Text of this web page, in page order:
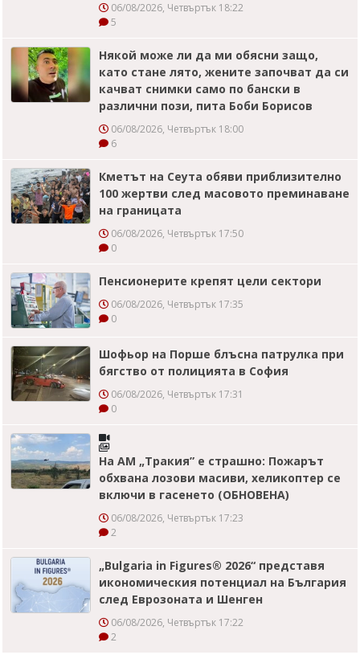
06/08/2026, Четвъртък 18:22
5
Някой може ли да ми обясни защо,
като стане лято, жените започват да си
качват снимки само по бански в
различни пози, пита Боби Борисов
06/08/2026, Четвъртък 18:00
6
Кметът на Сеута обяви приблизително
100 жертви след масовото преминаване
на границата
06/08/2026, Четвъртък 17:50
0
Пенсионерите крепят цели сектори
06/08/2026, Четвъртък 17:35
0
Шофьор на Порше блъсна патрулка при
бягство от полицията в София
06/08/2026, Четвъртък 17:31
0
На АМ „Тракия” е страшно: Пожарът
обхвана лозови масиви, хеликоптер се
включи в гасенето (ОБНОВЕНА)
06/08/2026, Четвъртък 17:23
2
„Bulgaria in Figures® 2026“ представя
икономическия потенциал на България
след Еврозоната и Шенген
06/08/2026, Четвъртък 17:22
2